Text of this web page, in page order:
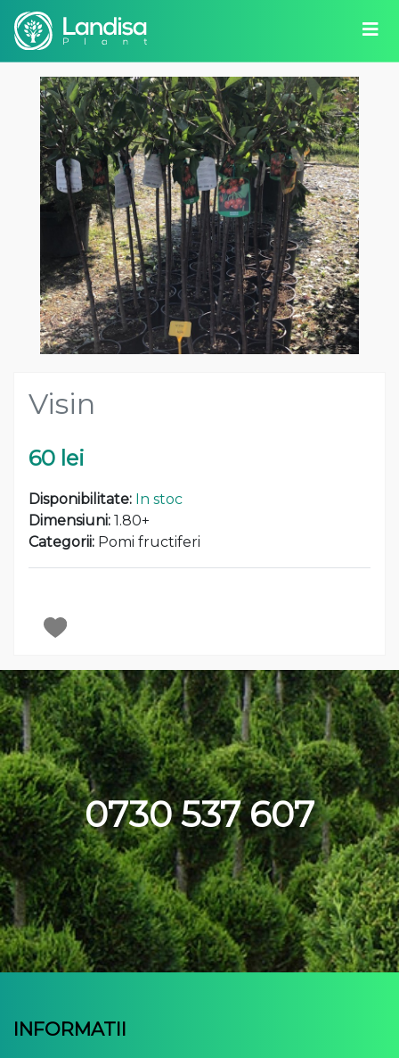
Visin
60 lei
Disponibilitate: In stoc
Dimensiuni: 1.80+
Categorii: Pomi fructiferi
0730 537 607
INFORMATII